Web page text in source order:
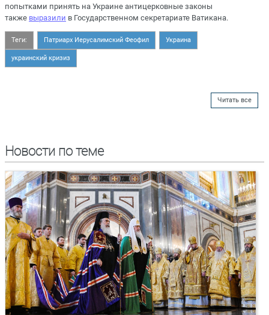
попытками принять на Украине антицерковные законы
также выразили в Государственном секретариате Ватикана.
Теги: Патриарх Иерусалимский Феофил Украина
украинский кризиз
Читать все
Новости по теме